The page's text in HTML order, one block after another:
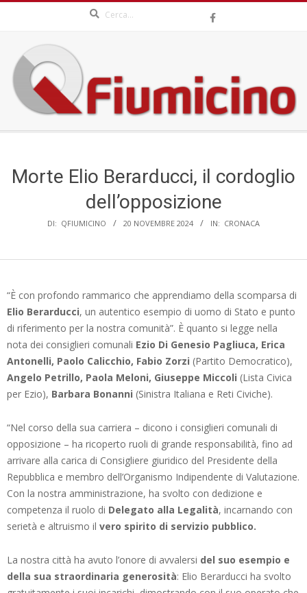
content
QFIUMICINO.COM
MenuMorte Elio Berarducci, il cordoglio
dell’opposizione
DI: QFIUMICINO 20 NOVEMBRE 2024 IN: CRONACA
“È con profondo rammarico che apprendiamo della scomparsa di
Elio Berarducci, un autentico esempio di uomo di Stato e punto
di riferimento per la nostra comunità”. È quanto si legge nella
nota dei consiglieri comunali Ezio Di Genesio Pagliuca, Erica
Antonelli, Paolo Calicchio, Fabio Zorzi (Partito Democratico),
Angelo Petrillo, Paola Meloni, Giuseppe Miccoli (Lista Civica
per Ezio), Barbara Bonanni (Sinistra Italiana e Reti Civiche).
“Nel corso della sua carriera – dicono i consiglieri comunali di
opposizione – ha ricoperto ruoli di grande responsabilità, fino ad
arrivare alla carica di Consigliere giuridico del Presidente della
Repubblica e membro dell’Organismo Indipendente di Valutazione.
Con la nostra amministrazione, ha svolto con dedizione e
competenza il ruolo di Delegato alla Legalità, incarnando con
serietà e altruismo il vero spirito di servizio pubblico.
La nostra città ha avuto l’onore di avvalersi del suo esempio e
della sua straordinaria generosità: Elio Berarducci ha svolto